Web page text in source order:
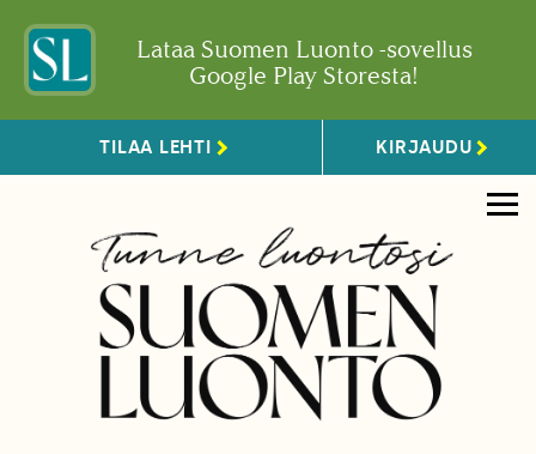
Lataa Suomen Luonto -sovellus
Google Play Storesta!
TILAA LEHTI KIRJAUDU